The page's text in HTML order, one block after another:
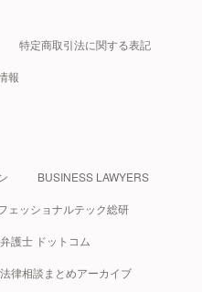
特定商取引法に関する表記
報
BUSINESS LAWYERS
ェッショナルテック総研
護士 ドットコム
律相談まとめアーカイブ